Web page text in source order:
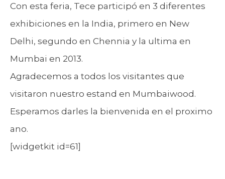
Con esta feria, Tece participó en 3 diferentes
exhibiciones en la India, primero en New
Delhi, segundo en Chennia y la ultima en
Mumbai en 2013.
Agradecemos a todos los visitantes que
visitaron nuestro estand en Mumbaiwood.
Esperamos darles la bienvenida en el proximo
ano.
[widgetkit id=61]